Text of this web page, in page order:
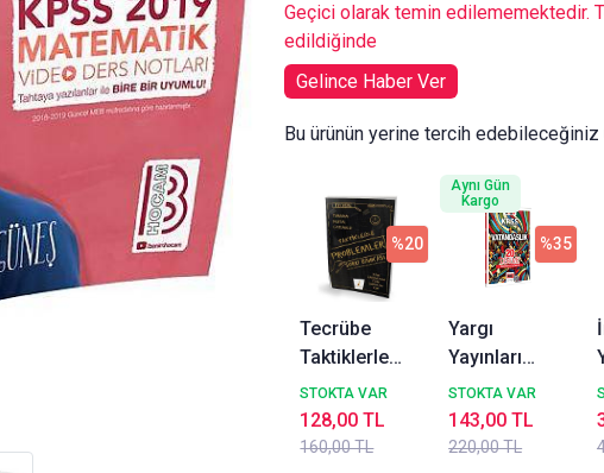
Geçici olarak temin edilememektedir.
edildiğinde
Gelince Haber Ver
Bu ürünün yerine tercih edebileceğiniz
Tecrübe
Taktiklerle
Problemler
Tamamı
Dijital
STOKTA VAR
160,00 TL
%20
128,00 TL
Yargı
Yayınları
2026 KPSS
ve Diğer Tüm
Sınavlara
STOKTA VAR
220,00 TL
%35
143,00 TL
Aynı Gün
Kargo